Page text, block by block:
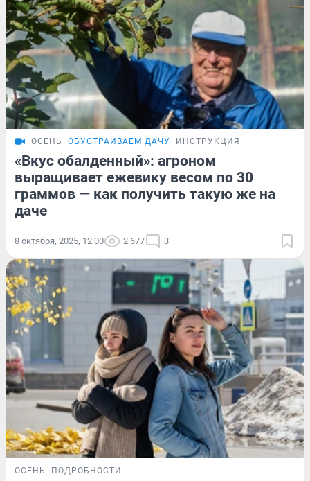
ОСЕНЬ ОБУСТРАИВАЕМ ДАЧУ ИНСТРУКЦИЯ
«Вкус обалденный»: агроном
выращивает ежевику весом по 30
граммов — как получить такую же на
даче
8 октября, 2025, 12:00 2 677 3
ОСЕНЬ ПОДРОБНОСТИ